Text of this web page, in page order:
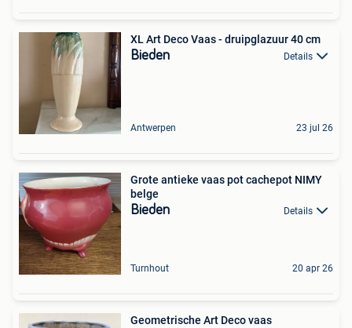
XL Art Deco Vaas - druipglazuur 40 cm
Bieden Details
Antwerpen 23 jul 26
Grote antieke vaas pot cachepot NIMY
belge
Bieden Details
Turnhout 20 apr 26
Geometrische Art Deco vaas